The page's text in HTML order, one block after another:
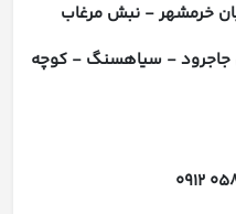
خرمشهر - نبش مرغاب
جاجرود - سیاهسنگ - کوچه
0912